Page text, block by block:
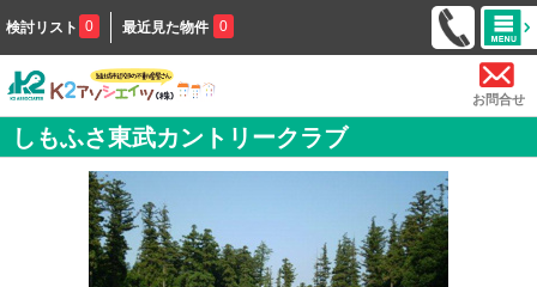
検討リスト 0 最近見た物件 0
お問合せ
しもふさ東武カントリークラブ